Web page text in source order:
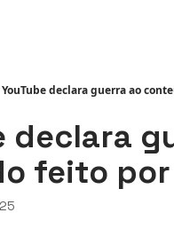
YouTube declara guerra ao
declara
feito por